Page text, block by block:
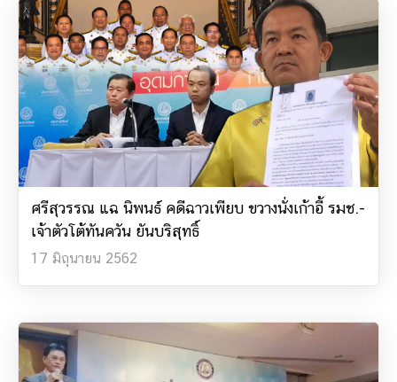
ศรีสุวรรณ แฉ นิพนธ์ คดีฉาวเพียบ ขวางนั่งเก้าอี้ รมช.-
เจ้าตัวโต้ทันควัน ยันบริสุทธิ์
17 มิถุนายน 2562